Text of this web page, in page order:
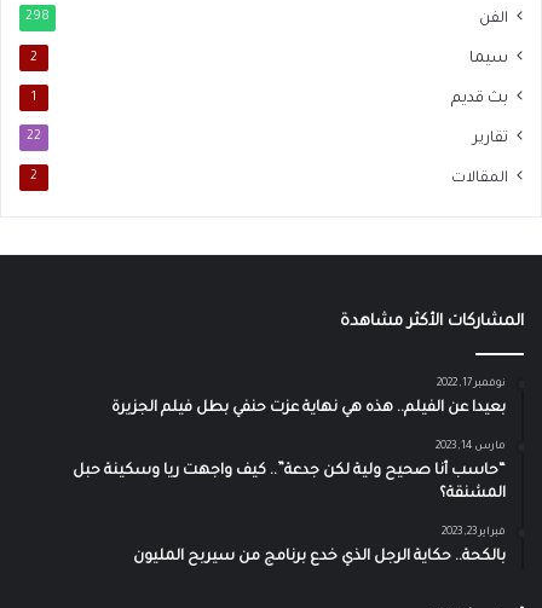
الفن 298
سيما 2
بث قديم 1
تقارير 22
المقالات 2
المشاركات الأكثر مشاهدة
نوفمبر 17, 2022
بعيدا عن الفيلم.. هذه هي نهاية عزت حنفي بطل فيلم الجزيرة
مارس 14, 2023
“حاسب أنا صحيح ولية لكن جدعة”.. كيف واجهت ريا وسكينة حبل
المشنقة؟
فبراير 23, 2023
بالكحة.. حكاية الرجل الذي خدع برنامج من سيربح المليون